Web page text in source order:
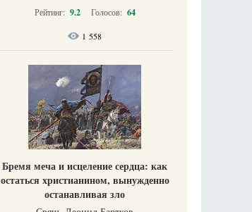
Рейтинг: 9.2 Голосов: 64
1 558
Бремя меча и исцеление сердца: как
остаться христианином, вынужденно
останавливая зло